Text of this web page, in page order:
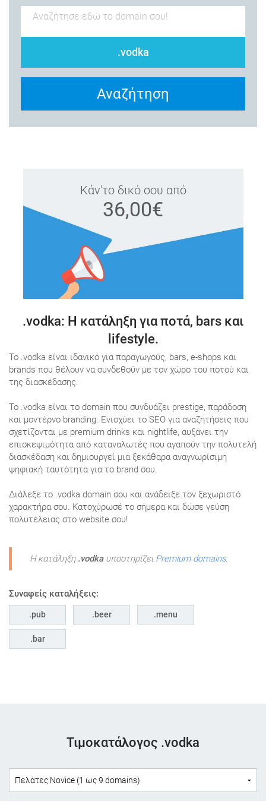
.vodka
Αναζήτηση
Κάν'το δικό σου από
36,00€
.vodka: Η κατάληξη για ποτά, bars και
lifestyle.
Το .vodka είναι ιδανικό για παραγωγούς, bars, e-shops και
brands που θέλουν να συνδεθούν με τον χώρο του ποτού και
της διασκέδασης.
Το .vodka είναι το domain που συνδυάζει prestige, παράδοση
και μοντέρνο branding. Ενισχύει το SEO για αναζητήσεις που
σχετίζονται με premium drinks και nightlife, αυξάνει την
επισκεψιμότητα από καταναλωτές που αγαπούν την πολυτελή
διασκέδαση και δημιουργεί μια ξεκάθαρα αναγνωρίσιμη
ψηφιακή ταυτότητα για το brand σου.
Διάλεξε το .vodka domain σου και ανάδειξε τον ξεχωριστό
χαρακτήρα σου. Κατοχύρωσέ το σήμερα και δώσε γεύση
πολυτέλειας στο website σου!
Η κατάληξη .vodkaυποστηρίζει Premium domains.
Συναφείς καταλήξεις:
pub beer menu
bar
Τιμοκατάλογος .vodka